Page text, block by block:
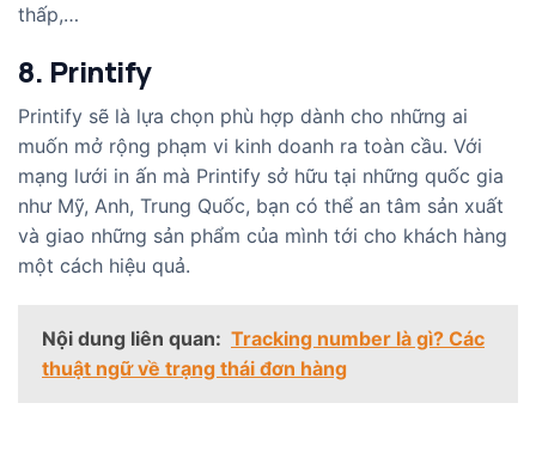
thấp,…
8. Printify
Printify sẽ là lựa chọn phù hợp dành cho những ai
muốn mở rộng phạm vi kinh doanh ra toàn cầu. Với
mạng lưới in ấn mà Printify sở hữu tại những quốc gia
như Mỹ, Anh, Trung Quốc, bạn có thể an tâm sản xuất
và giao những sản phẩm của mình tới cho khách hàng
một cách hiệu quả.
Nội dung liên quan: Tracking number là gì? Các
thuật ngữ về trạng thái đơn hàng